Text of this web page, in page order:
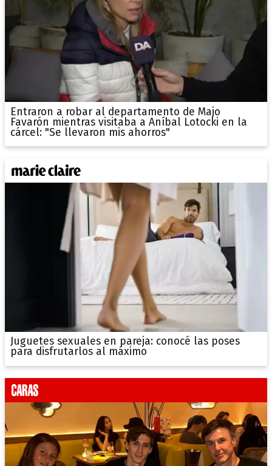
Entraron a robar al departamento de Majo
Favarón mientras visitaba a Aníbal Lotocki en la
cárcel: "Se llevaron mis ahorros"
Juguetes sexuales en pareja: conocé las poses
para disfrutarlos al máximo